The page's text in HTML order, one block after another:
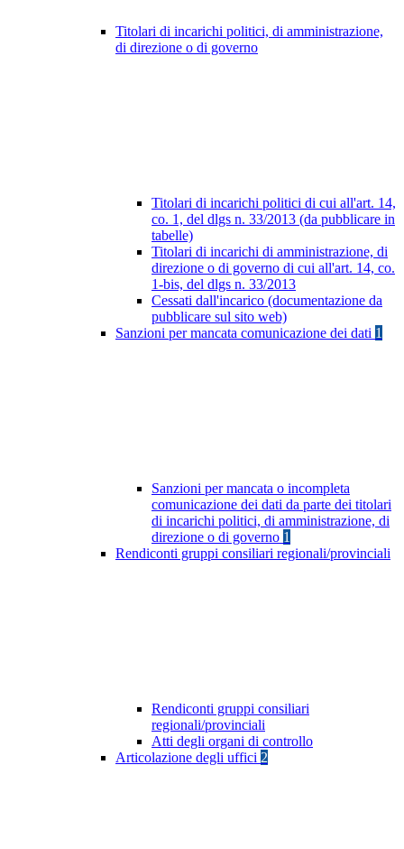
Titolari di incarichi politici, di amministrazione,
di direzione o di governo
Titolari di incarichi politici di cui all'art. 14,
co. 1, del dlgs n. 33/2013 (da pubblicare in
tabelle)
Titolari di incarichi di amministrazione, di
direzione o di governo di cui all'art. 14, co.
1-bis, del dlgs n. 33/2013
Cessati dall'incarico (documentazione da
pubblicare sul sito web)
Sanzioni per mancata comunicazione dei dati 1
Sanzioni per mancata o incompleta
comunicazione dei dati da parte dei titolari
di incarichi politici, di amministrazione, di
direzione o di governo 1
Rendiconti gruppi consiliari regionali/provinciali
Rendiconti gruppi consiliari
regionali/provinciali
Atti degli organi di controllo
Articolazione degli uffici 2